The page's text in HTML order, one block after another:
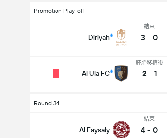
Promotion Play-off
Diriyah
結束
3 - 0
Al Ula FC
胚胎移植後
2 - 1
Round 34
Al Faysaly
結束
4 - 0